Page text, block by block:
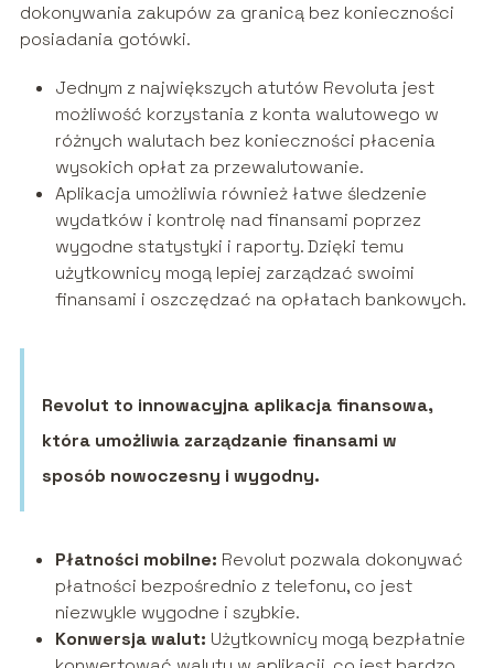
dokonywania zakupów za granicą bez konieczności
posiadania gotówki.
Jednym z największych atutów Revoluta jest
możliwość korzystania z konta walutowego w
różnych walutach bez konieczności płacenia
wysokich opłat za przewalutowanie.
Aplikacja umożliwia również łatwe śledzenie
wydatków i kontrolę nad finansami poprzez
wygodne statystyki i raporty. Dzięki temu
użytkownicy mogą lepiej zarządzać swoimi
finansami i oszczędzać na opłatach bankowych.
Revolut to innowacyjna aplikacja finansowa,
która umożliwia zarządzanie finansami w
sposób nowoczesny i wygodny.
Płatności mobilne: Revolut pozwala dokonywać
płatności bezpośrednio z telefonu, co jest
niezwykle wygodne i szybkie.
Konwersja walut: Użytkownicy mogą bezpłatnie